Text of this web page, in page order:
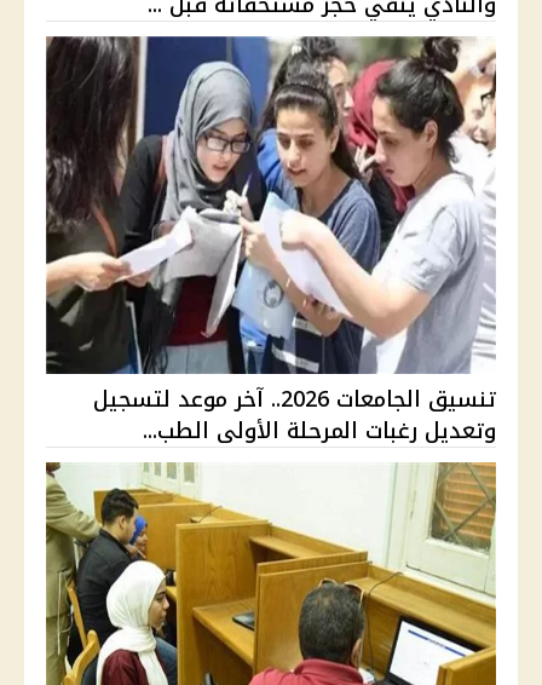
تنسيق الجامعات 2026.. آخر موعد لتسجيل
وتعديل رغبات المرحلة الأولى الطب...